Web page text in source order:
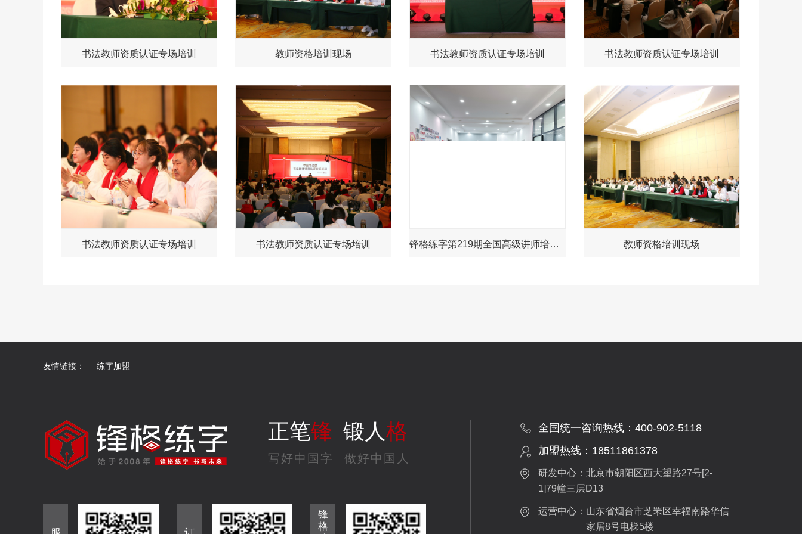
书法教师资质认证专场培训 教师资格培训现场 书法教师资质认证专场培训 书法教师资质认证专场培训
书法教师资质认证专场培训 书法教师资质认证专场培训 锋格练字第219期全国高级讲师培训班 教师资格培训现场
友情链接： 练字加盟
正笔锋 锻人格
写好中国字 做好中国人
锋
格
全国统一咨询热线：400-902-5118
加盟热线：18511861378
研发中心：北京市朝阳区西大望路27号[2-
1]79幢三层D13
运营中心： 山东省烟台市芝罘区幸福南路华信
家居8号电梯5楼